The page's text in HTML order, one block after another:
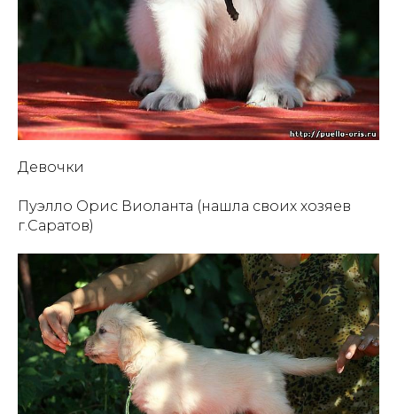
Девочки
Пуэлло Орис Виоланта (нашла своих хозяев
г.Саратов)